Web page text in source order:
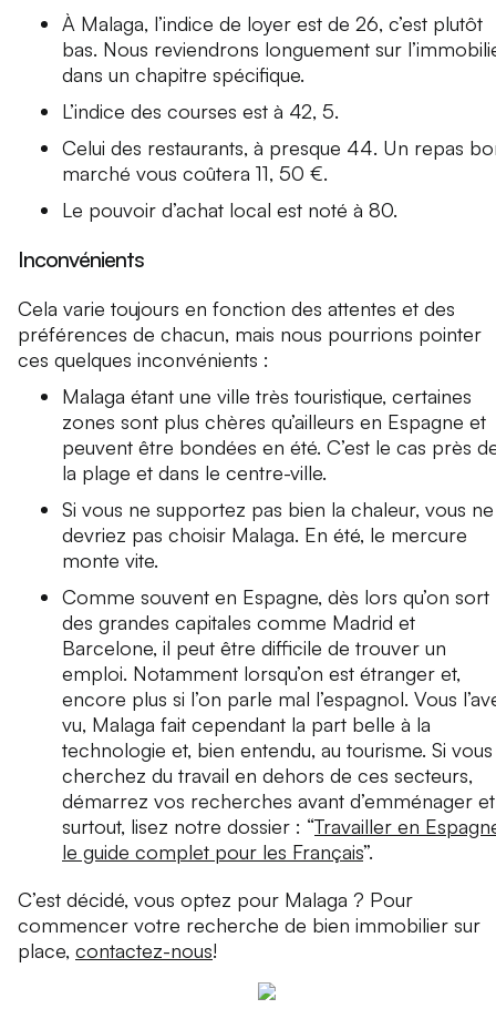
À Malaga, l’indice de loyer est de 26, c’est plutôt
bas. Nous reviendrons longuement sur
dans un chapitre spécifique.
L’indice des courses est à 42, 5.
Celui des restaurants, à presque 44. Un repas
marché vous coûtera 11, 50 €.
Le pouvoir d’achat local est noté à 80.
Inconvénients
Cela varie toujours en fonction des attentes et des
préférences de chacun, mais nous pourrions pointer
ces quelques inconvénients :
Malaga étant une ville très touristique, certaines
zones sont plus chères qu’ailleurs en Espagne et
peuvent être bondées en été. C’est le cas près
la plage et dans le centre-ville.
Si vous ne supportez pas bien la chaleur, vous ne
devriez pas choisir Malaga. En été, le mercure
monte vite.
Comme souvent en Espagne, dès lors qu’on sort
des grandes capitales comme Madrid et
Barcelone, il peut être difficile de trouver un
emploi. Notamment lorsqu’on est étranger et,
encore plus si l’on parle mal l’espagnol. Vous
vu, Malaga fait cependant la part belle à la
technologie et, bien entendu, au tourisme. Si vous
cherchez du travail en dehors de ces secteurs,
démarrez vos recherches avant d’emménager et
surtout, lisez notre dossier : “Travailler en
le guide complet pour les Français”.
C’est décidé, vous optez pour Malaga ? Pour
commencer votre recherche de bien immobilier sur
place, contactez-nous!